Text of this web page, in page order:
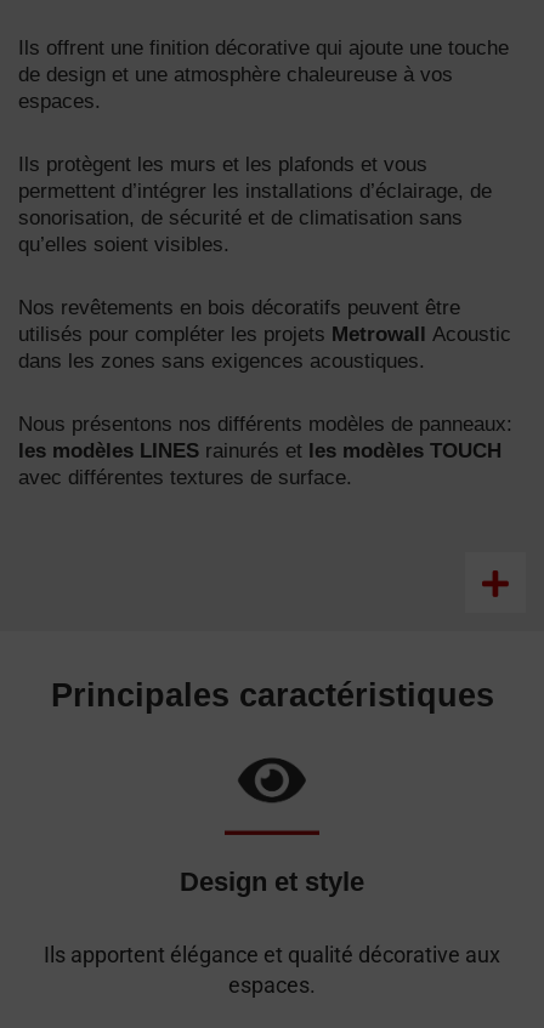
Ils offrent une finition décorative qui ajoute une touche
de design et une atmosphère chaleureuse à vos
espaces.
Ils protègent les murs et les plafonds et vous
permettent d’intégrer les installations d’éclairage, de
sonorisation, de sécurité et de climatisation sans
qu’elles soient visibles.
Nos revêtements en bois décoratifs peuvent être
utilisés pour compléter les projets Metrowall Acoustic
dans les zones sans exigences acoustiques.
Nous présentons nos différents modèles de panneaux:
les modèles LINES rainurés et les modèles TOUCH
avec différentes textures de surface.
Principales caractéristiques
Design et style
Ils apportent élégance et qualité décorative aux
espaces.